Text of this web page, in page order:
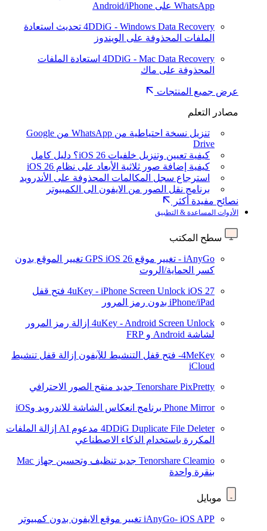
WhatsApp على Android/iPhone
4DDiG - Windows Data Recovery تحديث استعادة
الملفات المحذوفة على الويندوز
4DDiG - Mac Data Recovery استعادة الملفات
المحذوفة على ماك
عرض جميع المنتجات
مصادر التعلم
تنزيل نسخة احتياطية من WhatsApp من Google
Drive
كيفية تعيين وتنزيل خلفيات iOS 26؟ دليل كامل
كيفية إضافة صور ثلاثية الأبعاد على نظام iOS 26
استرجاع سجل المكالمات المحذوفة على الأندرويد
برنامج نقل الصور من الايفون الى الكمبيوتر
نصائح مفيدة أكثر
الأدوات المساعدة & التطبيق
سطح المكتب
iAnyGo - تغيير موقع GPS iOS 26
تغيير الموقع بدون
كسر الحماية/الروت
4uKey - iPhone Screen Unlock iOS 27
فتح قفل
iPhone/iPad بدون رمز المرور
4uKey - Android Screen Unlock إزالة رمز المرور
لشاشة Android و FRP
4MeKey- فتح قفل التنشيط للآيفون
إزالة قفل تنشيط
iCloud
Tenorshare PixPretty جديد منقح الصور الاحترافي
Phone Mirror برنامج انعكاس الشاشة للاندرويد وiOS
4DDiG Duplicate File Deleter مدعوم AI
إزالة الملفات
المكررة باستخدام الذكاء الاصطناعي
Tenorshare Cleamio جديد
تنظيف وتحسين جهاز Mac
بنقرة واحدة
موبايل
iAnyGo- iOS APP تغيير موقع الايفون بدون كمبيوتر